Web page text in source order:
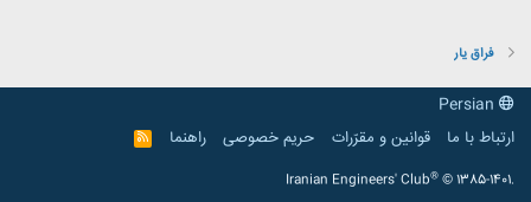
فراق یار
ارتباط با ما
قوانین و مقرّرات حریم خصوصی راهنما
R
S
Iranian Engineers' Club® © 1385-1401.